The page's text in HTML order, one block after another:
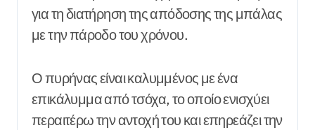
για τη διατήρηση της απόδοσης της μπάλας
με την πάροδο του χρόνου.
Ο πυρήνας είναι καλυμμένος με ένα
επικάλυμμα από τσόχα, το οποίο ενισχύει
περαιτέρω την αντοχή του και επηρεάζει την